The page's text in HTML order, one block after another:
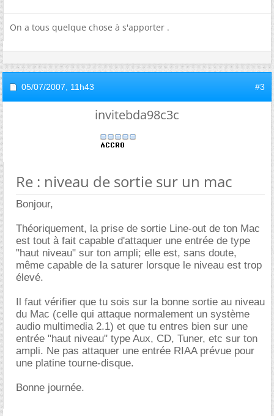
On a tous quelque chose à s'apporter .
05/07/2007, 11h43 #3
invitebda98c3c
Re : niveau de sortie sur un mac
Bonjour,
Théoriquement, la prise de sortie Line-out de ton Mac
est tout à fait capable d'attaquer une entrée de type
"haut niveau" sur ton ampli; elle est, sans doute,
même capable de la saturer lorsque le niveau est trop
élevé.
Il faut vérifier que tu sois sur la bonne sortie au niveau
du Mac (celle qui attaque normalement un système
audio multimedia 2.1) et que tu entres bien sur une
entrée "haut niveau" type Aux, CD, Tuner, etc sur ton
ampli. Ne pas attaquer une entrée RIAA prévue pour
une platine tourne-disque.
Bonne journée.